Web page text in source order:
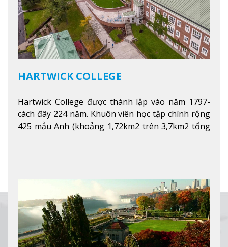
HARTWICK COLLEGE
Hartwick College được thành lập vào năm 1797-
cách đây 224 năm. Khuôn viên học tập chính rộng
425 mẫu Anh (khoảng 1,72km2 trên 3,7km2 tổng